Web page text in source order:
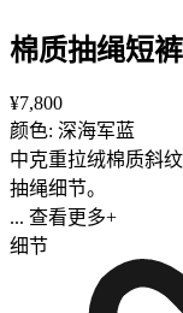
棉质抽绳短裤
¥7,800
颜色: 深海军蓝
中克重拉绒棉质斜
抽绳细节。
... 查看更多+
细节